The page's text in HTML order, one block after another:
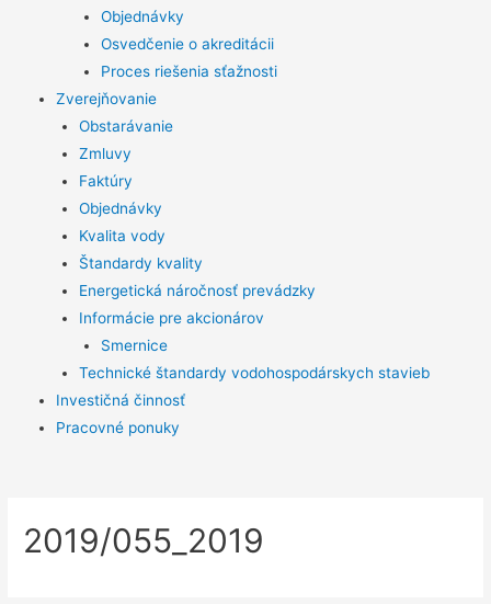
Objednávky
Osvedčenie o akreditácii
Proces riešenia sťažnosti
Zverejňovanie
Obstarávanie
Zmluvy
Faktúry
Objednávky
Kvalita vody
Štandardy kvality
Energetická náročnosť prevádzky
Informácie pre akcionárov
Smernice
Technické štandardy vodohospodárskych stavieb
Investičná činnosť
Pracovné ponuky
2019/055_2019